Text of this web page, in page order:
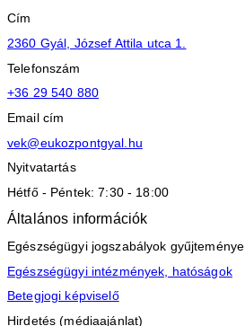
Cím
2360 Gyál, József Attila utca 1.
Telefonszám
+36 29 540 880
Email cím
vek@eukozpontgyal.hu
Nyitvatartás
Hétfő - Péntek: 7:30 - 18:00
Általános információk
Egészségügyi jogszabályok gyűjteménye
Egészségügyi intézmények, hatóságok
Betegjogi képviselő
Hirdetés (médiaajánlat)